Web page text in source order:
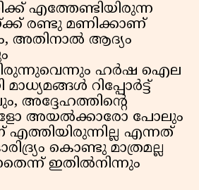
എത്തേണ്ടിയിരുന്ന
രണ്ടു മണിക്കാണ്
അതിനാൽ ആദ്യം
ഹർഷ ഐല
മാധ്യമങ്ങൾ റിപ്പോർട്ട്
അദ്ദേഹത്തിൻ്റെ
അയൽക്കാരോ പോലും
എന്നത്
കൊണ്ടു മാത്രമല്ല
ഇതിൽനിന്നും